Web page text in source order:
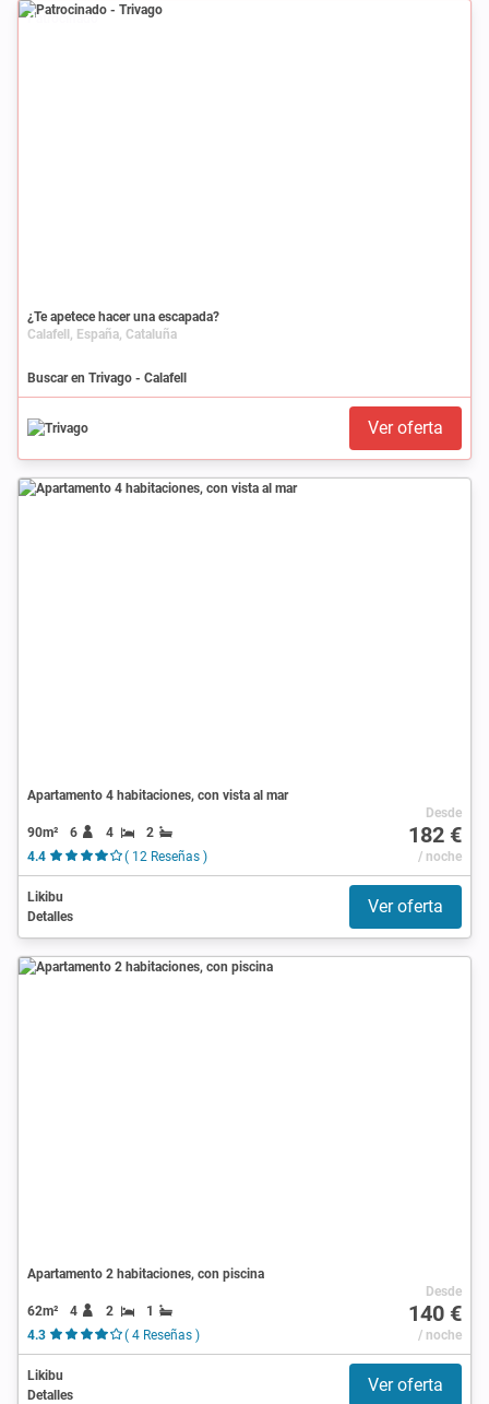
Patrocinado
¿Te apetece hacer una escapada?
Calafell, España, Cataluña
Buscar en Trivago - Calafell
Ver oferta
Apartamento 4 habitaciones, con vista al mar
90m² 6 4
2
4.4
( 12 Reseñas )
Desde
182 €
/ noche
Likibu
Detalles
Ver oferta
Apartamento 2 habitaciones, con piscina
62m² 4 2
1
4.3
( 4 Reseñas )
Desde
140 €
/ noche
Likibu
Detalles
Ver oferta